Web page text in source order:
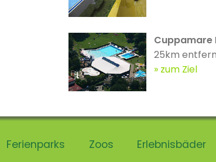
Cuppamare
25km
zum Ziel
Ferienparks Zoos Erlebnisbäder